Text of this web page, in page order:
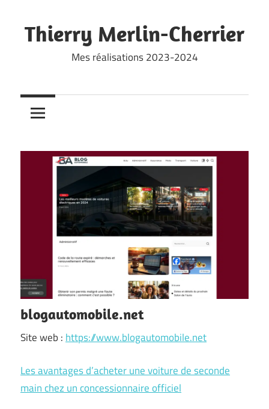
to
content
Thierry Merlin-Cherrier
Mes réalisations 2023-2024
blogautomobile.net
Site web : https://www.blogautomobile.net
Les avantages d’acheter une voiture de seconde
main chez un concessionnaire officiel